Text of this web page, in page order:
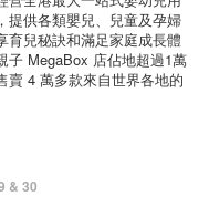
提供各類嬰兒、兒童及孕婦
育兒秘訣和滿足家庭成長體
子 MegaBox 店佔地超過1萬
賣 4 萬多款來自世界各地的
& 30